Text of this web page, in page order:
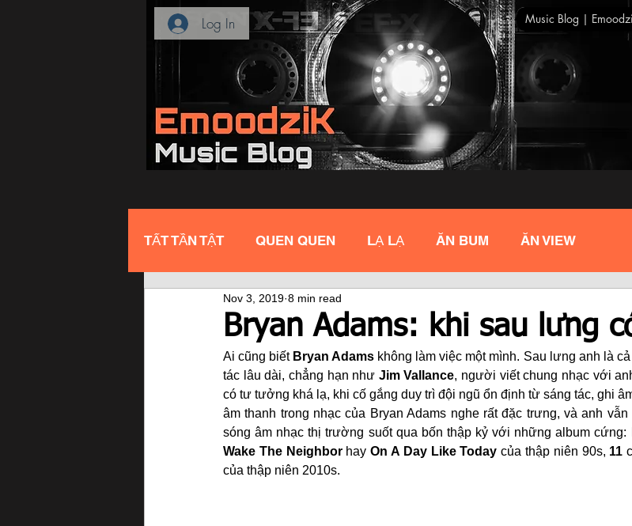
Music Blog |
Log In
TẤT TẦN TẬT QUEN QUEN LẠ LẠ ĂN BUM ĂN VIEW
Bryan Adams: khi sau lưng
Nov 3, 2019 8 min read
Ai cũng biết Bryan Adams không làm việc một mình. Sau lưng anh là
tác lâu dài, chẳng hạn như Jim Vallance, người viết chung nhạc với
có tư tưởng khá lạ, khi cố gắng duy trì đội ngũ ổn định từ sáng tác, ghi
âm thanh trong nhạc của Bryan Adams nghe rất đặc trưng, và anh
sóng âm nhạc thị trường suốt qua bốn thập kỷ với những album cứng:
Wake The Neighbor hay On A Day Like Today của thập niên 90s, 11
của thập niên 2010s.